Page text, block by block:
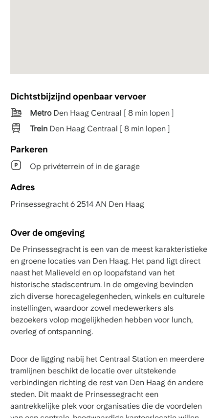
Dichtstbijzijnd openbaar vervoer
MetroDen Haag Centraal [ 8 min lopen ]
TreinDen Haag Centraal [ 8 min lopen ]
Parkeren
Op privéterrein of in de garage
Adres
Prinsessegracht 6 2514 AN Den Haag
Over de omgeving
De Prinsessegracht is een van de meest karakteristieke
en groene locaties van Den Haag. Het pand ligt direct
naast het Malieveld en op loopafstand van het
historische stadscentrum. In de omgeving bevinden
zich diverse horecagelegenheden, winkels en culturele
instellingen, waardoor zowel medewerkers als
bezoekers volop mogelijkheden hebben voor lunch,
overleg of ontspanning.
Door de ligging nabij het Centraal Station en meerdere
tramlijnen beschikt de locatie over uitstekende
verbindingen richting de rest van Den Haag én andere
steden. Dit maakt de Prinsessegracht een
aantrekkelijke plek voor organisaties die de voordelen